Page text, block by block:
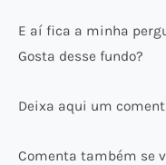
E aí fica a minha
Gosta desse fundo?
Deixa aqui um
Comenta também se